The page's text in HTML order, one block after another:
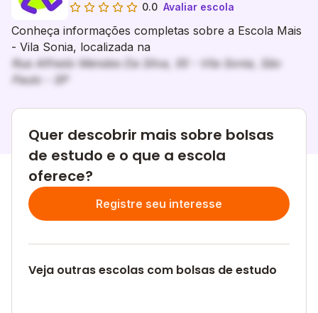
0.0 Avaliar escola
Conheça informações completas sobre a Escola Mais
- Vila Sonia, localizada na
Rua Alfredo Mendes Da Silva, 55 - Vila Sonia, São
Paulo - SP
Quer descobrir mais sobre bolsas
de estudo e o que a escola
oferece?
Registre seu interesse
Veja outras escolas com bolsas de estudo